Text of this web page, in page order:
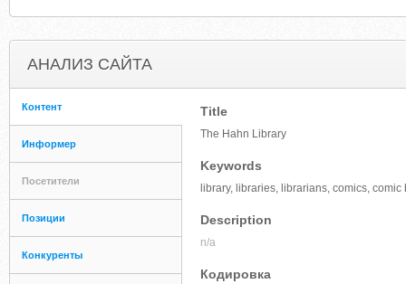
АНАЛИЗ САЙТА
Контент
Информер
Посетители
Позиции
Конкуренты
Title
The Hahn Library
Keywords
library, libraries, librarians, comics,
Description
n/a
Кодировка